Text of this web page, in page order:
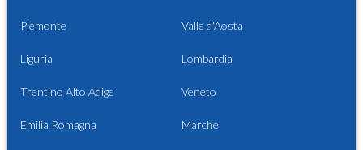
Piemonte Valle d'Aosta
Liguria Lombardia
Trentino Alto Adige Veneto
Emilia Romagna Marche